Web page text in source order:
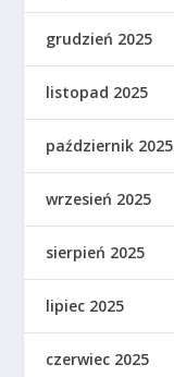
grudzień 2025
listopad 2025
październik 2025
wrzesień 2025
sierpień 2025
lipiec 2025
czerwiec 2025